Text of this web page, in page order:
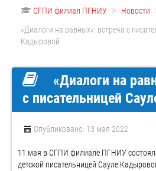
СГПИ филиал ПГНИУ Новости
«Диалоги на равных»: встреча с
Кадыровой
«Диалоги на
с писательницей
Опубликовано: 13 мая 2022
11 мая в СГПИ филиале ПГНИУ
детской писательницей Сауле